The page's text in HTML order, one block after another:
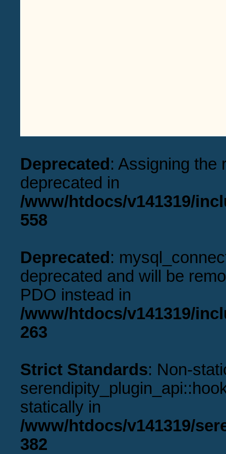
Deprecated: Assigning the
deprecated in
/www/htdocs/v141319/
558
Deprecated:
deprecated and will be
PDO instead in
/www/htdocs/v141319/
263
Strict Standards: Non-
statically in
/www/htdocs/v141319/
382